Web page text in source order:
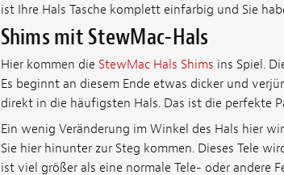
ist Ihre Hals Tasche komplett einfarbig und Sie
Shims mit StewMac-Hals
Hier kommen die StewMac Hals Shims ins Spiel.
Es beginnt an diesem Ende etwas dicker und
direkt in die häufigsten Hals. Das ist die perfekte
Ein wenig Veränderung im Winkel des Hals hier
Sie hier hinunter zur Steg kommen. Dieses Tele
ist viel größer als eine normale Tele- oder andere